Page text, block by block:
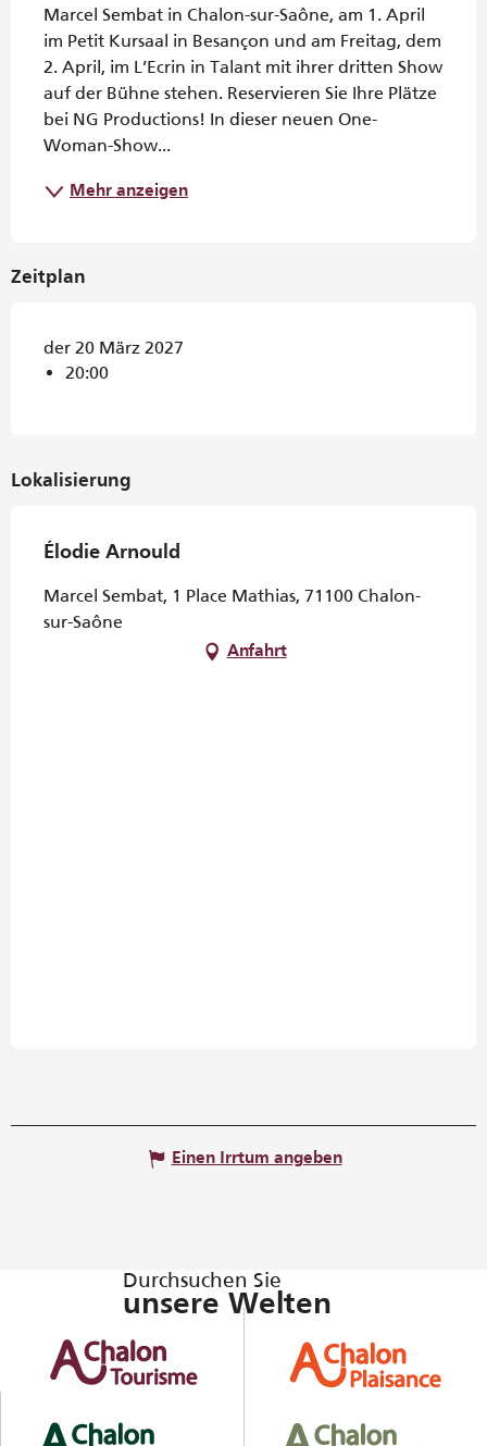
Marcel Sembat in Chalon-sur-Saône, am 1. April
im Petit Kursaal in Besançon und am Freitag, dem
2. April, im L’Ecrin in Talant mit ihrer dritten Show
auf der Bühne stehen. Reservieren Sie Ihre Plätze
bei NG Productions! In dieser neuen One-
Woman-Show...
Mehr anzeigen
Zeitplan
der 20 März 2027
20:00
Lokalisierung
Élodie Arnould
Marcel Sembat, 1 Place Mathias, 71100 Chalon-
sur-Saône
Anfahrt
Einen Irrtum angeben
Durchsuchen Sie
unsere Welten